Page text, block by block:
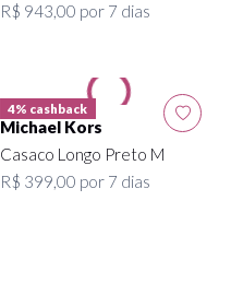
R$ 943,00 por 7 dias
4% cashback
Michael Kors
Casaco Longo Preto M
R$ 399,00 por 7 dias